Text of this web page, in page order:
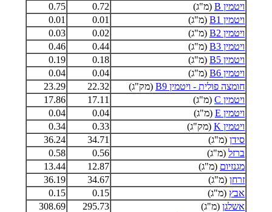
ויטמין B
(מ"ג) 0.72
0.75
ויטמין B1
(מ"ג) 0.01
0.01
ויטמין B2
(מ"ג) 0.02
0.03
ויטמין B3
(מ"ג) 0.44
0.46
ויטמין B5
(מ"ג) 0.18
0.19
ויטמין B6
(מ"ג) 0.04
0.04
חומצה פולית - ויטמין B9
(מק"ג) 22.32
23.29
ויטמין C
(מ"ג) 17.11
17.86
ויטמין E
(מ"ג) 0.04
0.04
ויטמין K
(מק"ג) 0.33
0.34
סידן (מ"ג) 34.71
36.24
ברזל (מ"ג) 0.56
0.58
מגנזיום (מ"ג) 12.87
13.44
זרחן (מ"ג) 34.67
36.19
אבץ (מ"ג) 0.15
0.15
אשלגן (מ"ג) 295.73
308.69